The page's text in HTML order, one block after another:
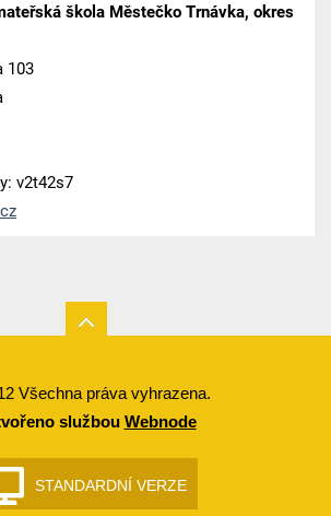
škola Městečko Trnávka, okres
103
v2t42s7
cz
Všechna práva vyhrazena.
službou Webnode
STANDARDNÍ VERZE